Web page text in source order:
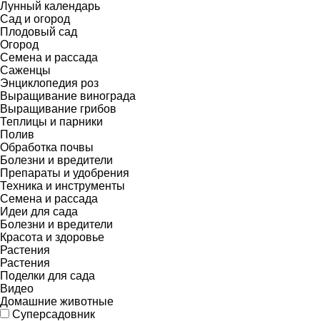
Лунный календарь
Сад и огород
Плодовый сад
Огород
Семена и рассада
Саженцы
Энциклопедия роз
Выращивание винограда
Выращивание грибов
Теплицы и парники
Полив
Обработка почвы
Болезни и вредители
Препараты и удобрения
Техника и инструменты
Семена и рассада
Идеи для сада
Болезни и вредители
Красота и здоровье
Растения
Растения
Поделки для сада
Видео
Домашние животные
Суперсадовник